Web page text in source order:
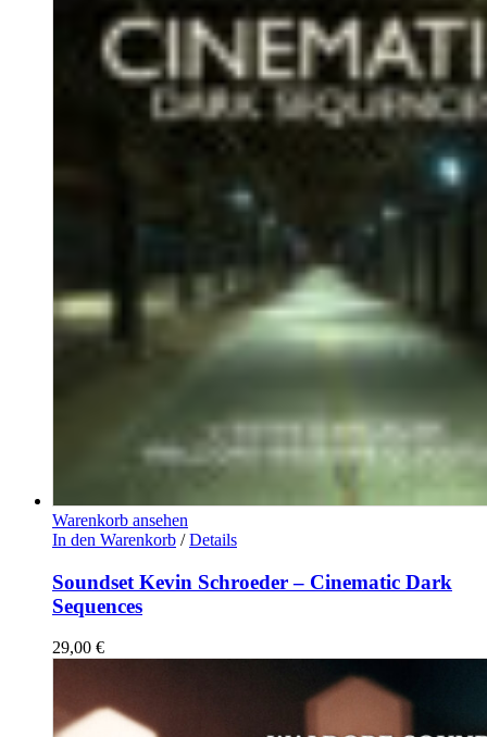
Warenkorb ansehen
In den Warenkorb / Details
Soundset Kevin Schroeder – Cinematic Dark
Sequences
29,00 €